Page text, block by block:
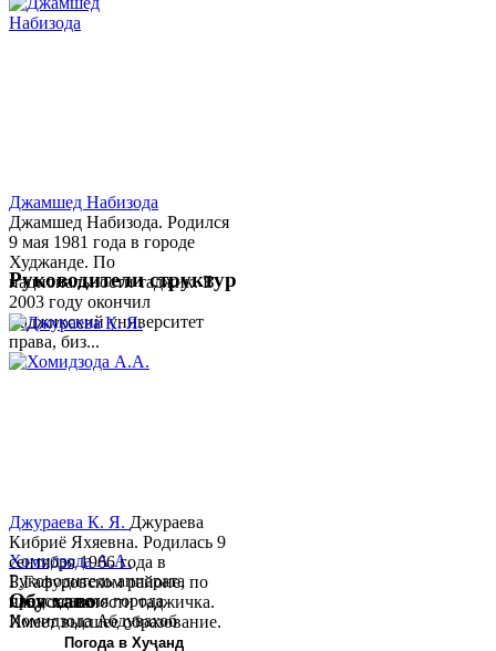
Джамшед Набизода
Джамшед Набизода. Родился
9 мая 1981 года в городе
Худжанде. По
национальности таджик. В
2003 году окончил
Таджикский университет
права, биз...
Хомидзода А.А.
Руководитель аппарата
председателя города
Хомидзода Абдувахоб
Абдумаджид родился 8
Руководители структур
Джураева К. Я. Джураева
Кибриё Яхяевна. Родилась 9
сентября 1966 года в
Б.Гафуровском районе, по
национальности таджичка.
Имеет высшее образование.
В 1997 ...
Обу хаво
Погода в Хуҷанд